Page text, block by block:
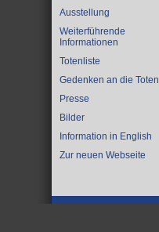
Ausstellung
Weiterführende
Informationen
Totenliste
Gedenken an die Toten
Presse
Bilder
Information in English
Zur neuen Webseite